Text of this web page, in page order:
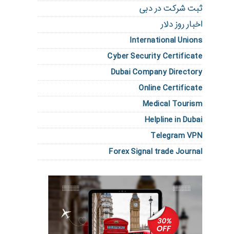
ثبت شرکت در دبی
اخبار روز دلار
International Unions
Cyber Security Certificate
Dubai Company Directory
Online Certificate
Medical Tourism
Helpline in Dubai
Telegram VPN
Forex Signal trade Journal